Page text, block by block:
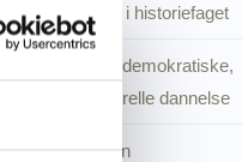
Bæredygtighed i historiefaget
Børn og unges demokratiske,
digitale og kulturelle dannelse
Dannelsesbroen